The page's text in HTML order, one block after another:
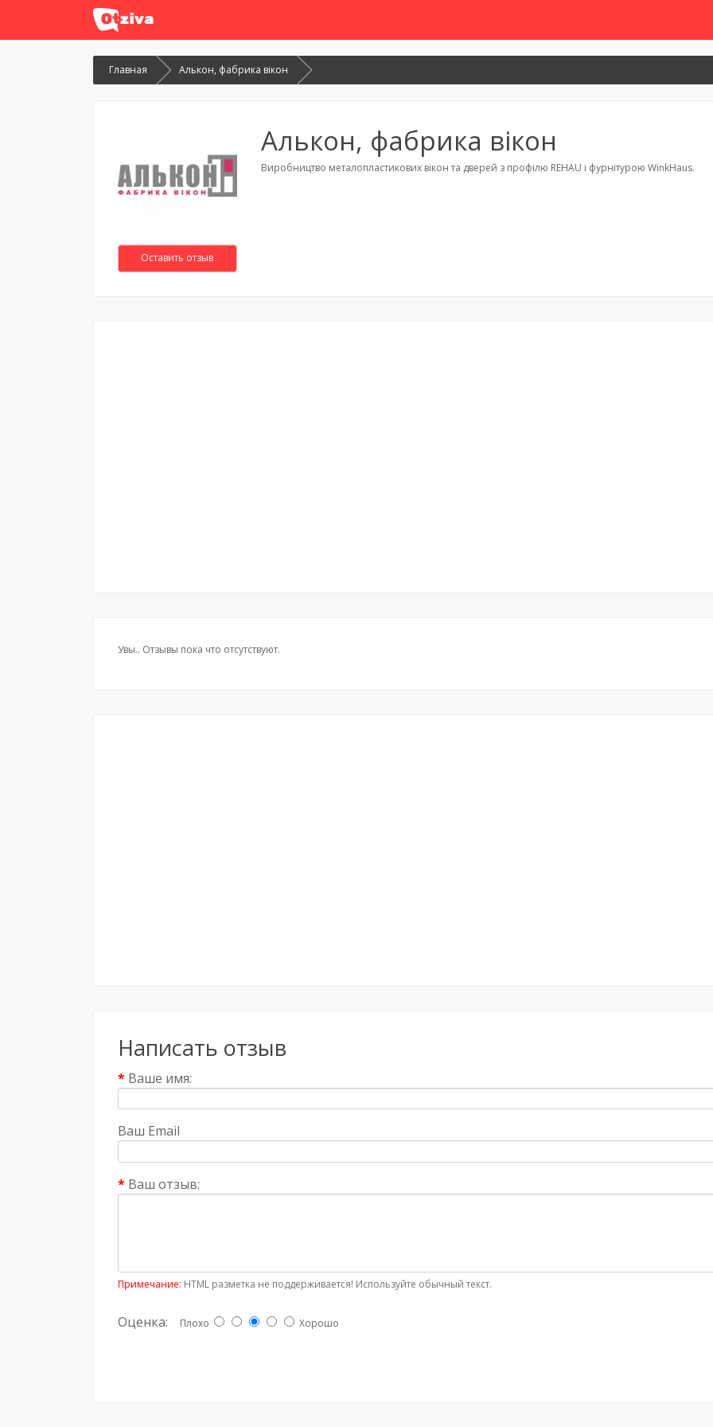
Главная Алькон, фабрика вікон
Оставить отзыв
Алькон, фабрика вікон
Виробництво металопластикових вікон та дверей з профілю REHAU і фурнітурою WinkHaus.
Увы.. Отзывы пока что отсутствуют.
Написать отзыв
Ваше имя:
Ваш Email
Ваш отзыв:
Примечание: HTML разметка не поддерживается! Используйте обычный текст.
Оценка: Плохо Хорошо